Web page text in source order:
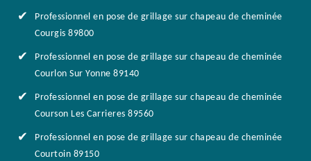
Professionnel en pose de grillage sur chapeau de cheminée
Courgis 89800
Professionnel en pose de grillage sur chapeau de cheminée
Courlon Sur Yonne 89140
Professionnel en pose de grillage sur chapeau de cheminée
Courson Les Carrieres 89560
Professionnel en pose de grillage sur chapeau de cheminée
Courtoin 89150